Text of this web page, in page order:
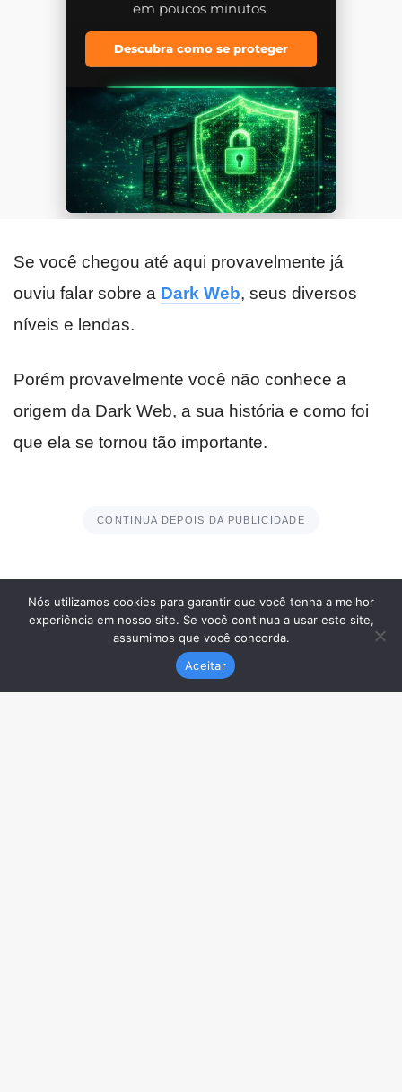
Nós utilizamos cookies para garantir que você tenha a melhor
experiência em nosso site. Se você continua a usar este site,
assumimos que você concorda.
Aceitar